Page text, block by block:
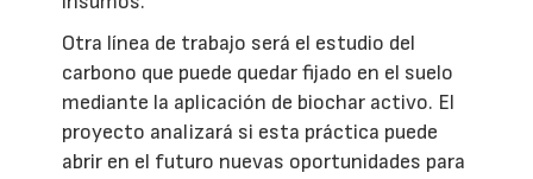
Otra línea de trabajo será el estudio del
carbono que puede quedar fijado en el suelo
mediante la aplicación de biochar activo. El
proyecto analizará si esta práctica puede
abrir en el futuro nuevas oportunidades para